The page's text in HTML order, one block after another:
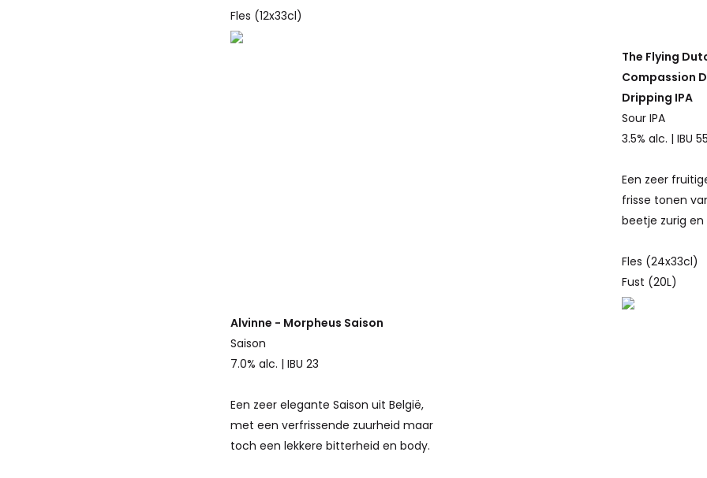
Fles (12x33cl)
The Flying
Compassion
Dripping IPA
Sour IPA
3.5% alc. | IBU 55
Een zeer
frisse tonen
beetje zurig
Fles (24x33cl)
Fust (20L)
Alvinne - Morpheus Saison
Saison
7.0% alc. | IBU 23
Een zeer elegante Saison uit België,
met een verfrissende zuurheid maar
toch een lekkere bitterheid en body.